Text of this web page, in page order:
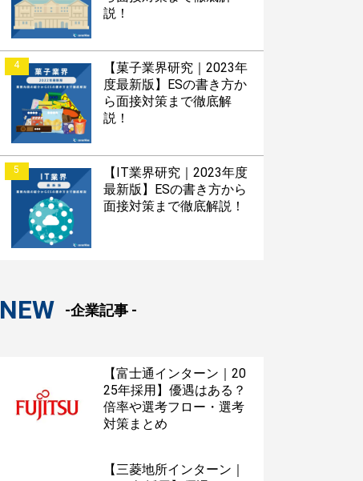
説！
4
【菓子業界研究｜2023年
度最新版】ESの書き方か
ら面接対策まで徹底解
説！
5
【IT業界研究｜2023年度
最新版】ESの書き方から
面接対策まで徹底解説！
NEW -企業記事 -
【富士通インターン｜20
25年採用】優遇はある？
倍率や選考フロー・選考
対策まとめ
【三菱地所インターン｜